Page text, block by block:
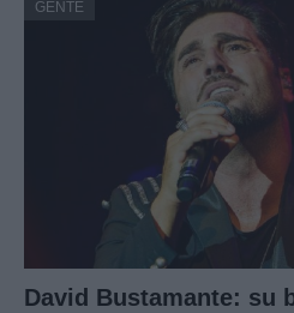
GENTE
David Bustamante: su